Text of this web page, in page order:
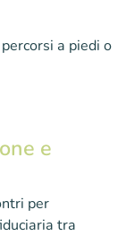
a piedi o
e
per
tra